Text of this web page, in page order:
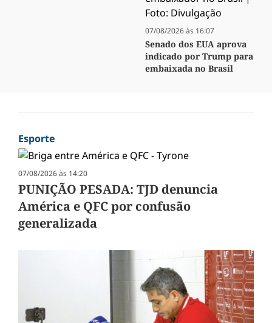
07/08/2026 às 16:07
Senado dos EUA aprova
indicado por Trump para
embaixada no Brasil
Esporte
07/08/2026 às 14:20
PUNIÇÃO PESADA: TJD denuncia
América e QFC por confusão
generalizada